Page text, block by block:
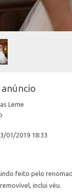
Leme
01/2019 18:33
feito pelo
inclui véu.